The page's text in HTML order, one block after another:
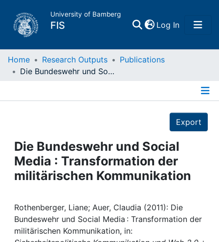
University of Bamberg
FIS Log In(current)
Home
Projects
People
Awards
Home Research Outputs
Publications
Die Bundeswehr und Social Media : Transformation der militärischen Kommunikation
Export
Die Bundeswehr und Social
Media : Transformation der
militärischen Kommunikation
Rothenberger, Liane; Auer, Claudia (2011): Die
Bundeswehr und Social Media : Transformation der
militärischen Kommunikation, in: